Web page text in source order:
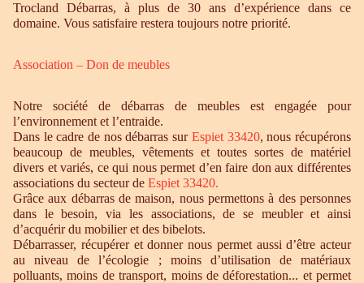
Trocland Débarras, à plus de 30 ans d’expérience dans ce
domaine. Vous satisfaire restera toujours notre priorité.
Association – Don de meubles
Notre société de débarras de meubles est engagée pour
l’environnement et l’entraide.
Dans le cadre de nos débarras sur Espiet 33420, nous récupérons
beaucoup de meubles, vêtements et toutes sortes de matériel
divers et variés, ce qui nous permet d’en faire don aux différentes
associations du secteur de Espiet 33420.
Grâce aux débarras de maison, nous permettons à des personnes
dans le besoin, via les associations, de se meubler et ainsi
d’acquérir du mobilier et des bibelots.
Débarrasser, récupérer et donner nous permet aussi d’être acteur
au niveau de l’écologie ; moins d’utilisation de matériaux
polluants, moins de transport, moins de déforestation... et permet